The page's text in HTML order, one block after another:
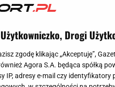
Drogi
zgodę klikając „Akceptuję”,
Agora S.A. będąca spółką
IP, adresy e-mail czy